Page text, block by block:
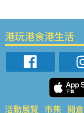
港玩港食港生活
活動展覽 市集 開倉